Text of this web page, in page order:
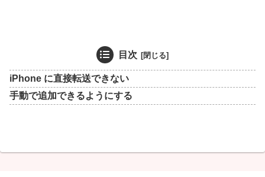
目次
iPhone に直接転送できない
手動で追加できるようにする